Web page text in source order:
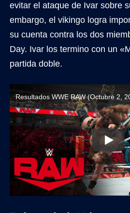
evitar el ataque de Ivar sobre
embargo, el vikingo logra
su cuenta contra los dos
Day. Ivar los termino con un
partida doble.
Resultados WWE RAW (Octubre 2,